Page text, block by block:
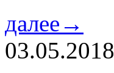
далее→
03.05.2018